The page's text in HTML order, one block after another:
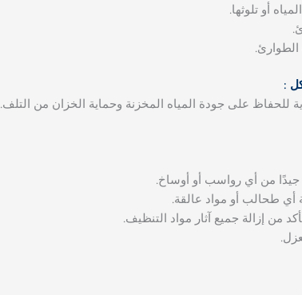
أو تلوثها.
:
للحفاظ على جودة المياه المخزنة وحماية الخزان من التلف.
جيدًا من أي رواسب أو أوساخ.
أي طحالب أو مواد عالقة.
من إزالة جميع آثار مواد التنظيف.